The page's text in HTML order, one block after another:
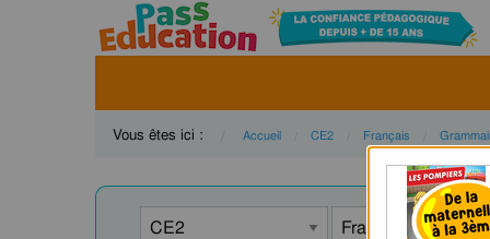
Vous êtes ici : Accueil CE2 Français